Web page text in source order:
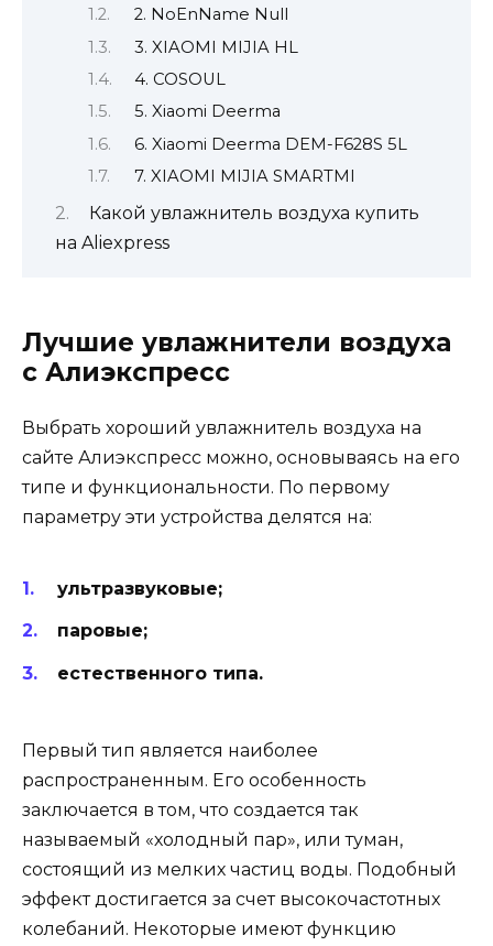
2. NoEnName Null
3. XIAOMI MIJIA HL
4. COSOUL
5. Xiaomi Deerma
6. Xiaomi Deerma DEM-F628S 5L
7. XIAOMI MIJIA SMARTMI
Какой увлажнитель воздуха купить
на Aliexpress
Лучшие увлажнители воздуха
с Алиэкспресс
Выбрать хороший увлажнитель воздуха на
сайте Алиэкспресс можно, основываясь на его
типе и функциональности. По первому
параметру эти устройства делятся на:
ультразвуковые;
паровые;
естественного типа.
Первый тип является наиболее
распространенным. Его особенность
заключается в том, что создается так
называемый «холодный пар», или туман,
состоящий из мелких частиц воды. Подобный
эффект достигается за счет высокочастотных
колебаний. Некоторые имеют функцию